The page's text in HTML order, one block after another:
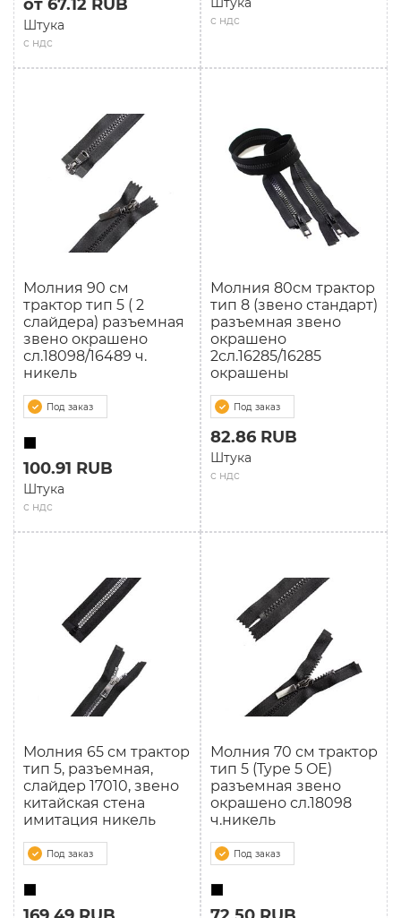
с ндс
от 67.12 RUB
Штука с ндс
Молния 90 см
трактор тип 5 ( 2
слайдера) разъемная
звено окрашено
сл.18098/16489 ч.
никель
Под заказ
с ндс
100.91 RUB
Штука
Молния 80см трактор
тип 8 (звено стандарт)
разъемная звено
окрашено
2сл.16285/16285
окрашены
Под заказ
с ндс
82.86 RUB
Штука
Молния 65 см трактор
тип 5, разъемная,
слайдер 17010, звено
китайская стена
имитация никель
Под заказ
Молния 70 см трактор
тип 5 (Type 5 OE)
разъемная звено
окрашено сл.18098
ч.никель
Под заказ